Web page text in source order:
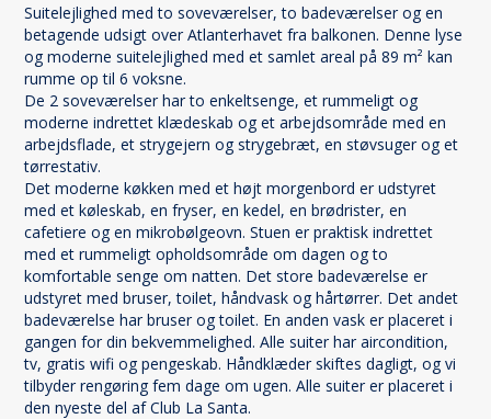
Suitelejlighed med to soveværelser, to badeværelser og en
betagende udsigt over Atlanterhavet fra balkonen. Denne lyse
og moderne suitelejlighed med et samlet areal på 89 m² kan
rumme op til 6 voksne.
De 2 soveværelser har to enkeltsenge, et rummeligt og
moderne indrettet klædeskab og et arbejdsområde med en
arbejdsflade, et strygejern og strygebræt, en støvsuger og et
tørrestativ.
Det moderne køkken med et højt morgenbord er udstyret
med et køleskab, en fryser, en kedel, en brødrister, en
cafetiere og en mikrobølgeovn. Stuen er praktisk indrettet
med et rummeligt opholdsområde om dagen og to
komfortable senge om natten. Det store badeværelse er
udstyret med bruser, toilet, håndvask og hårtørrer. Det andet
badeværelse har bruser og toilet. En anden vask er placeret i
gangen for din bekvemmelighed. Alle suiter har aircondition,
tv, gratis wifi og pengeskab. Håndklæder skiftes dagligt, og vi
tilbyder rengøring fem dage om ugen. Alle suiter er placeret i
den nyeste del af Club La Santa.